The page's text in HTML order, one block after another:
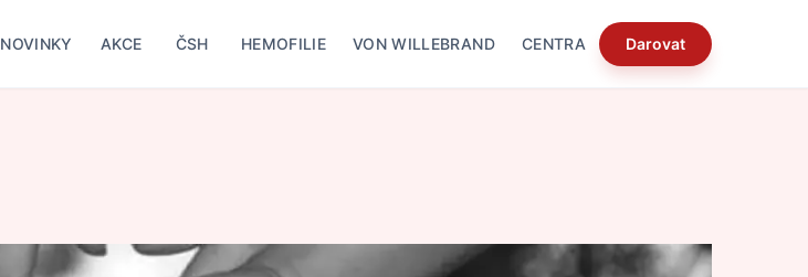
NOVINKY AKCE ČSH HEMOFILIE VON WILLEBRAND CENTRA Darovat